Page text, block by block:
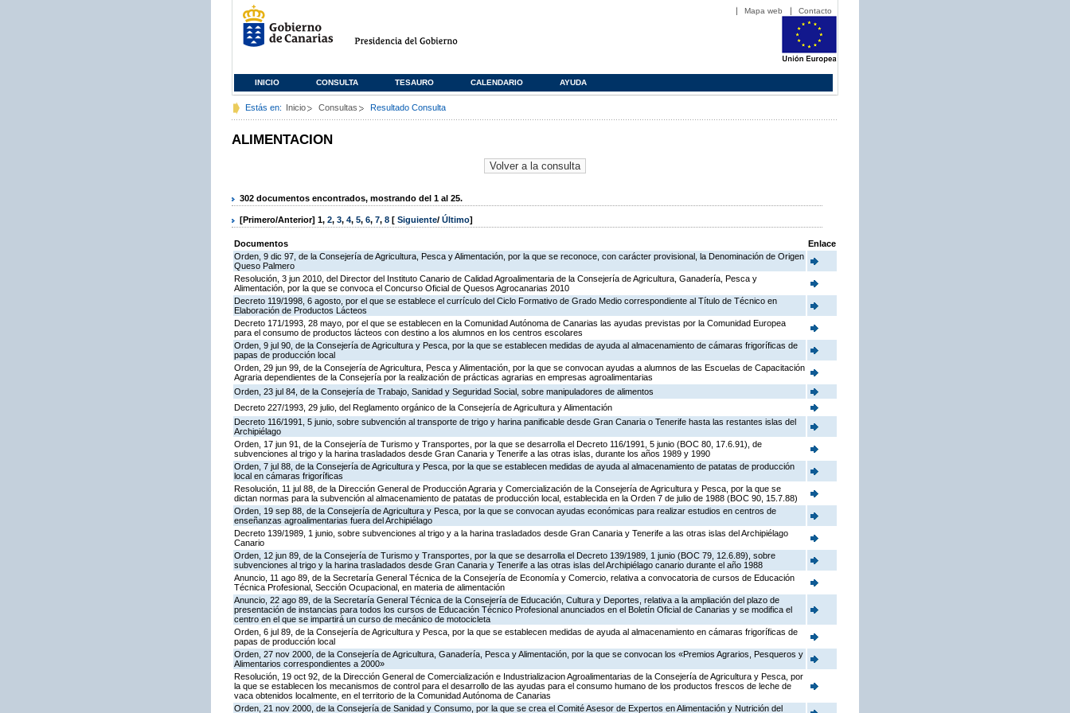
Mapa web Contacto
INICIO CONSULTA TESAURO CALENDARIO AYUDA
Estás en: Inicio Consultas Resultado Consulta
ALIMENTACION
302 documentos encontrados, mostrando del 1 al 25.
[Primero/Anterior] 1, 2, 3, 4, 5, 6, 7, 8 [ Siguiente/ Último]
Documentos
Enlace
Orden, 9 dic 97, de la Consejería de Agricultura, Pesca y Alimentación, por la que se reconoce, con carácter provisional, la Denominación de Origen
Queso Palmero
Resolución, 3 jun 2010, del Director del Instituto Canario de Calidad Agroalimentaria de la Consejería de Agricultura, Ganadería, Pesca y
Alimentación, por la que se convoca el Concurso Oficial de Quesos Agrocanarias 2010
Decreto 119/1998, 6 agosto, por el que se establece el currículo del Ciclo Formativo de Grado Medio correspondiente al Título de Técnico en
Elaboración de Productos Lácteos
Decreto 171/1993, 28 mayo, por el que se establecen en la Comunidad Autónoma de Canarias las ayudas previstas por la Comunidad Europea
para el consumo de productos lácteos con destino a los alumnos en los centros escolares
Orden, 9 jul 90, de la Consejería de Agricultura y Pesca, por la que se establecen medidas de ayuda al almacenamiento de cámaras frigoríficas de
papas de producción local
Orden, 29 jun 99, de la Consejería de Agricultura, Pesca y Alimentación, por la que se convocan ayudas a alumnos de las Escuelas de Capacitación
Agraria dependientes de la Consejería por la realización de prácticas agrarias en empresas agroalimentarias
Orden, 23 jul 84, de la Consejería de Trabajo, Sanidad y Seguridad Social, sobre manipuladores de alimentos
Decreto 227/1993, 29 julio, del Reglamento orgánico de la Consejería de Agricultura y Alimentación
Decreto 116/1991, 5 junio, sobre subvención al transporte de trigo y harina panificable desde Gran Canaria o Tenerife hasta las restantes islas del
Archipiélago
Orden, 17 jun 91, de la Consejería de Turismo y Transportes, por la que se desarrolla el Decreto 116/1991, 5 junio (BOC 80, 17.6.91), de
subvenciones al trigo y la harina trasladados desde Gran Canaria y Tenerife a las otras islas, durante los años 1989 y 1990
Orden, 7 jul 88, de la Consejería de Agricultura y Pesca, por la que se establecen medidas de ayuda al almacenamiento de patatas de producción
local en cámaras frigoríficas
Resolución, 11 jul 88, de la Dirección General de Producción Agraria y Comercialización de la Consejería de Agricultura y Pesca, por la que se
dictan normas para la subvención al almacenamiento de patatas de producción local, establecida en la Orden 7 de julio de 1988 (BOC 90, 15.7.88)
Orden, 19 sep 88, de la Consejería de Agricultura y Pesca, por la que se convocan ayudas económicas para realizar estudios en centros de
enseñanzas agroalimentarias fuera del Archipiélago
Decreto 139/1989, 1 junio, sobre subvenciones al trigo y a la harina trasladados desde Gran Canaria y Tenerife a las otras islas del Archipiélago
Canario
Orden, 12 jun 89, de la Consejería de Turismo y Transportes, por la que se desarrolla el Decreto 139/1989, 1 junio (BOC 79, 12.6.89), sobre
subvenciones al trigo y la harina trasladados desde Gran Canaria y Tenerife a las otras islas del Archipiélago canario durante el año 1988
Anuncio, 11 ago 89, de la Secretaría General Técnica de la Consejería de Economía y Comercio, relativa a convocatoria de cursos de Educación
Técnica Profesional, Sección Ocupacional, en materia de alimentación
Anuncio, 22 ago 89, de la Secretaría General Técnica de la Consejería de Educación, Cultura y Deportes, relativa a la ampliación del plazo de
presentación de instancias para todos los cursos de Educación Técnico Profesional anunciados en el Boletín Oficial de Canarias y se modifica el
centro en el que se impartirá un curso de mecánico de motocicleta
Orden, 6 jul 89, de la Consejería de Agricultura y Pesca, por la que se establecen medidas de ayuda al almacenamiento en cámaras frigoríficas de
papas de producción local
Orden, 27 nov 2000, de la Consejería de Agricultura, Ganadería, Pesca y Alimentación, por la que se convocan los «Premios Agrarios, Pesqueros y
Alimentarios correspondientes a 2000»
Resolución, 19 oct 92, de la Dirección General de Comercialización e Industrializacion Agroalimentarias de la Consejería de Agricultura y Pesca, por
la que se establecen los mecanismos de control para el desarrollo de las ayudas para el consumo humano de los productos frescos de leche de
vaca obtenidos localmente, en el territorio de la Comunidad Autónoma de Canarias
Orden, 21 nov 2000, de la Consejería de Sanidad y Consumo, por la que se crea el Comité Asesor de Expertos en Alimentación y Nutrición del